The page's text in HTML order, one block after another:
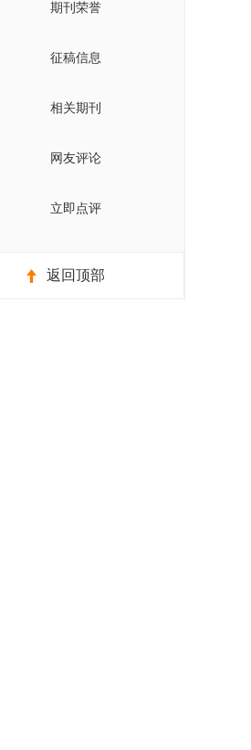
期刊荣誉
征稿信息
相关期刊
网友评论
立即点评
返回顶部